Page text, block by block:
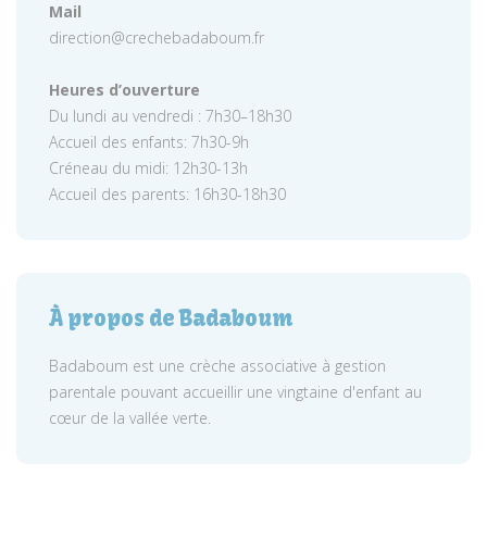
Mail
direction@crechebadaboum.fr
Heures d’ouverture
Du lundi au vendredi : 7h30–18h30
Accueil des enfants: 7h30-9h
Créneau du midi: 12h30-13h
Accueil des parents: 16h30-18h30
À propos de Badaboum
Badaboum est une crèche associative à gestion
parentale pouvant accueillir une vingtaine d'enfant au
cœur de la vallée verte.